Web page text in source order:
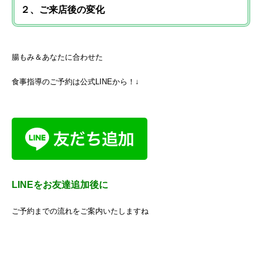
２、ご来店後の変化
腸もみ＆あなたに合わせた
食事指導のご予約は公式LINEから！↓
LINEをお友達追加後に
ご予約までの流れをご案内いたしますね